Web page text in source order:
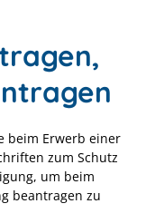
beim Erwerb einer
zum Schutz
um beim
beantragen zu